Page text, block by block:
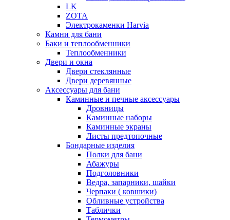
LK
ZOTA
Электрокаменки Harvia
Камни для бани
Баки и теплообменники
Теплообменники
Двери и окна
Двери стеклянные
Двери деревянные
Аксессуары для бани
Каминные и печные аксессуары
Дровницы
Каминные наборы
Каминные экраны
Листы предтопочные
Бондарные изделия
Полки для бани
Абажуры
Подголовники
Ведра, запарники, шайки
Черпаки ( ковшики)
Обливные устройства
Таблички